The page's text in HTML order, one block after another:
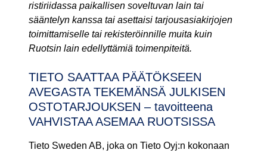
ristiriidassa paikallisen soveltuvan lain tai
sääntelyn kanssa tai asettaisi tarjousasiakirjojen
toimittamiselle tai rekisteröinnille muita kuin
Ruotsin lain edellyttämiä toimenpiteitä.
TIETO SAATTAA PÄÄTÖKSEEN
AVEGASTA TEKEMÄNSÄ JULKISEN
OSTOTARJOUKSEN – tavoitteena
VAHVISTAA ASEMAA RUOTSISSA
Tieto Sweden AB, joka on Tieto Oyj:n kokonaan